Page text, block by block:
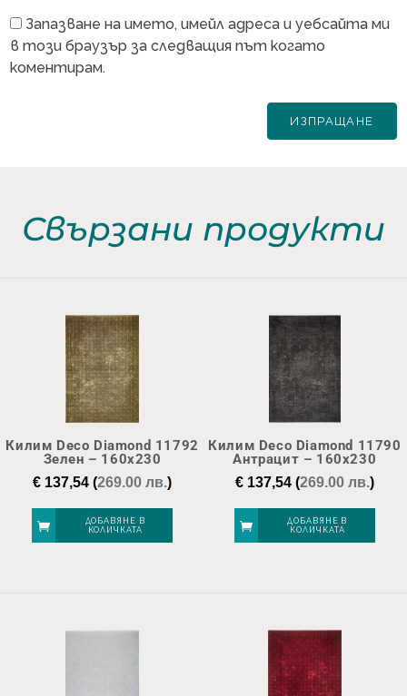
Запазване на името, имейл адреса и уебсайта ми
в този браузър за следващия път когато
коментирам.
Свързани продукти
Килим Deco Diamond 11792
Зелен – 160х230
€ 137,54 (269.00 лв.)
ДОБАВЯНЕ В
КОЛИЧКАТА
Килим Deco Diamond 11790
Антрацит – 160х230
€137,54(269.00 лв.)
ДОБАВЯНЕ В
КОЛИЧКАТА